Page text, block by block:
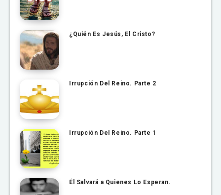
¿Quién Es Jesús, El Cristo?
Irrupción Del Reino. Parte 2
Irrupción Del Reino. Parte 1
Él Salvará a Quienes Lo Esperan.